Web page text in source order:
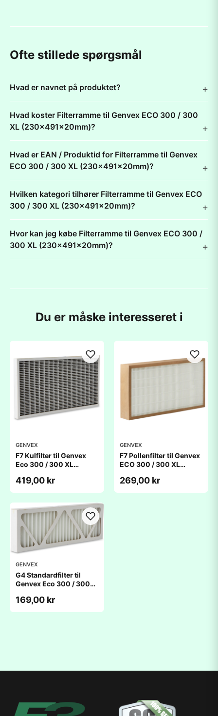
Ofte stillede spørgsmål
Hvad er navnet på produktet?
Hvad koster Filterramme til Genvex ECO 300 / 300
XL (230x491x20mm)?
Hvad er EAN / Produktid for Filterramme til Genvex
ECO 300 / 300 XL (230x491x20mm)?
Hvilken kategori tilhører Filterramme til Genvex ECO
300 / 300 XL (230x491x20mm)?
Hvor kan jeg købe Filterramme til Genvex ECO 300 /
300 XL (230x491x20mm)?
Du er måske interesseret i
GENVEX
F7 Kulfilter til Genvex
Eco 300 / 300 XL
419,00 kr
GENVEX
F7 Pollenfilter til Genvex
ECO 300 / 300 XL
269,00 kr
GENVEX
G4 Standardfilter til
Genvex Eco 300 / 300
169,00 kr